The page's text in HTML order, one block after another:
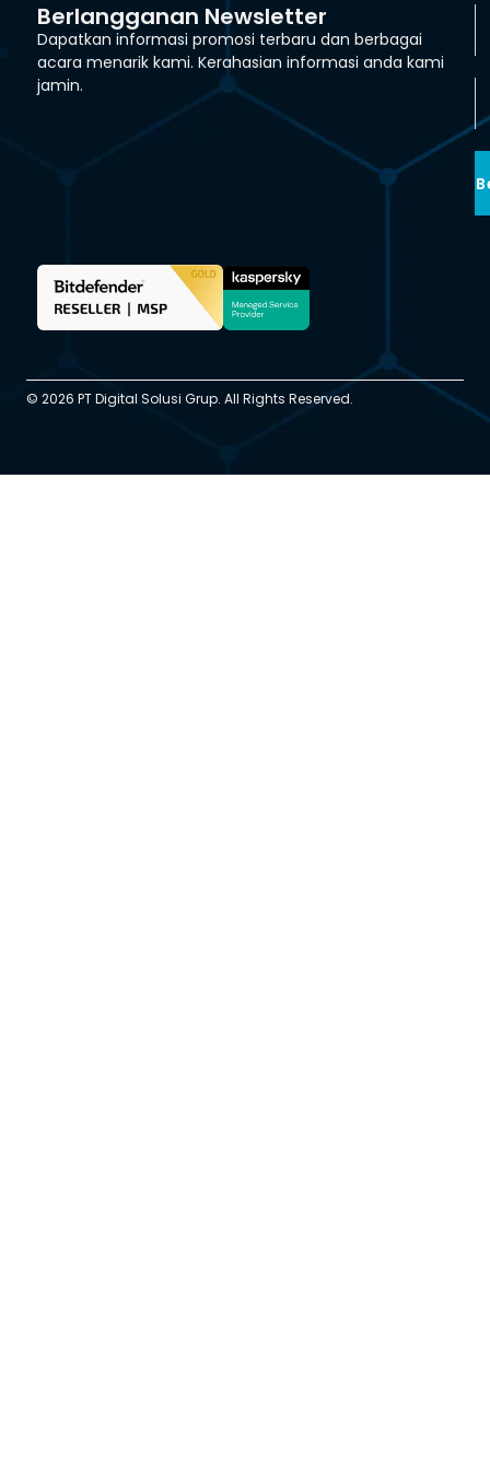
Berlangganan Newsletter
Dapatkan informasi promosi terbaru dan berbagai
acara menarik kami. Kerahasian informasi anda kami
jamin.
© 2026 PT Digital Solusi Grup. All Rights Reserved.